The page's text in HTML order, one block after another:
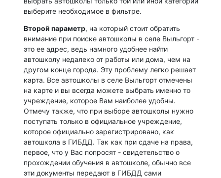
выберите необходимое в фильтре.
Второй параметр, на который стоит обратить
внимание при поиске автошколы в селе Выльгорт -
это ее адрес, ведь намного удобнее найти
автошколу недалеко от работы или дома, чем на
другом конце города. Эту проблему легко решает
карта. Все автошколы в селе Выльгорт отмечены
на карте и вы всегда можете выбрать именно то
учреждение, которое Вам наиболее удобны.
Отмечу также, что при выборе автошколы нужно
поступать только в официальное учреждение,
которое официально зарегистрировано, как
автошкола в ГИБДД. Так как при сдаче на права,
первое, что у Вас попросят - свидетельство о
прохождении обучения в автошколе, обычно все
эти документы передают в ГИБДД сами